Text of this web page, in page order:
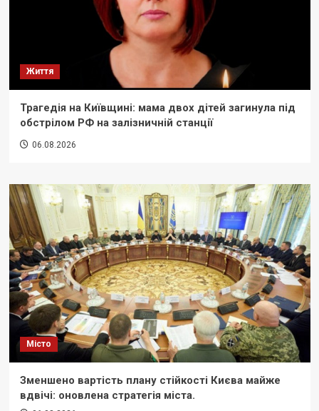
Життя
Трагедія на Київщині: мама двох дітей загинула під
обстрілом РФ на залізничній станції
06.08.2026
Місто
Зменшено вартість плану стійкості Києва майже
вдвічі: оновлена стратегія міста.